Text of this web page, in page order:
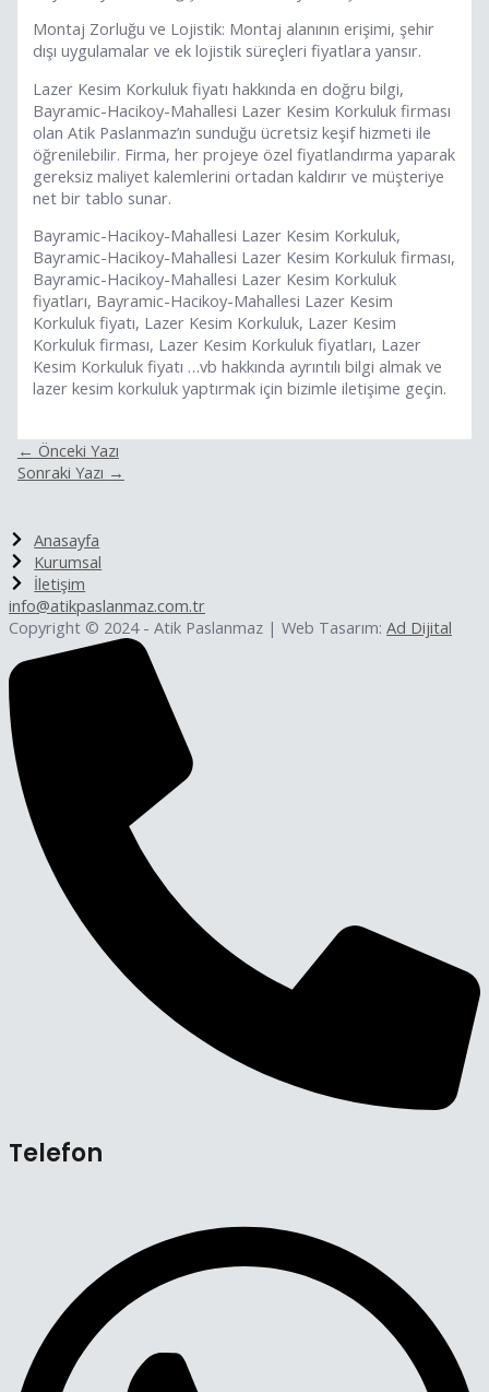
Montaj Zorluğu ve Lojistik: Montaj alanının erişimi, şehir
dışı uygulamalar ve ek lojistik süreçleri fiyatlara yansır.
Lazer Kesim Korkuluk fiyatı hakkında en doğru bilgi,
Bayramic-Hacikoy-Mahallesi Lazer Kesim Korkuluk firması
olan Atik Paslanmaz’ın sunduğu ücretsiz keşif hizmeti ile
öğrenilebilir. Firma, her projeye özel fiyatlandırma yaparak
gereksiz maliyet kalemlerini ortadan kaldırır ve müşteriye
net bir tablo sunar.
Bayramic-Hacikoy-Mahallesi Lazer Kesim Korkuluk,
Bayramic-Hacikoy-Mahallesi Lazer Kesim Korkuluk firması,
Bayramic-Hacikoy-Mahallesi Lazer Kesim Korkuluk
fiyatları, Bayramic-Hacikoy-Mahallesi Lazer Kesim
Korkuluk fiyatı, Lazer Kesim Korkuluk, Lazer Kesim
Korkuluk firması, Lazer Kesim Korkuluk fiyatları, Lazer
Kesim Korkuluk fiyatı …vb hakkında ayrıntılı bilgi almak ve
lazer kesim korkuluk yaptırmak için bizimle iletişime geçin.
← Önceki Yazı
Sonraki Yazı →
Anasayfa
Kurumsal
İletişim
info@atikpaslanmaz.com.tr
Copyright © 2024 - Atik Paslanmaz | Web Tasarım: Ad Dijital
Telefon